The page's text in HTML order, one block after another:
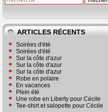
ARTICLES RÉCENTS
Soirées d'été
Soirées d'été
Sur la côte d'azur
Sur la côte d'azur
Sur la côte d'azur
Robe en polaire
En vacances
Plein été
Une robe en Liberty pour Cécile
Tee-shirt et salopette pour Cécile